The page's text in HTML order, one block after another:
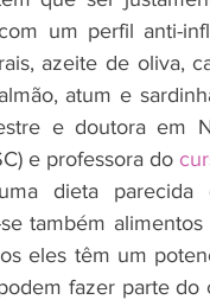
um perfil anti-
azeite de oliva,
atum e
e doutora em
e professora do
dieta
também
eles têm um
fazer parte